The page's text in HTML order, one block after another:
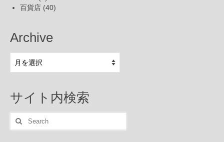
百貨店 (40)
Archive
Archive
サイト内検索
Search
for: